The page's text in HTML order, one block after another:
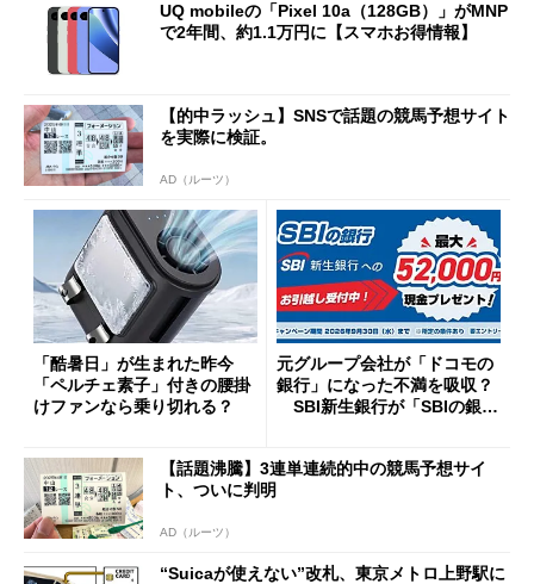
UQ mobileの「Pixel 10a（128GB）」がMNP
で2年間、約1.1万円に【スマホお得情報】
【的中ラッシュ】SNSで話題の競馬予想サイト
を実際に検証。
AD（ルーツ）
「酷暑日」が生まれた昨今
「ペルチェ素子」付きの腰掛
けファンなら乗り切れる？
元グループ会社が「ドコモの
銀行」になった不満を吸収？
SBI新生銀行が「SBIの銀
開催
【話題沸騰】3連単連続的中の競馬予想サイ
ト、ついに判明
AD（ルーツ）
“Suicaが使えない”改札、東京メトロ上野駅に